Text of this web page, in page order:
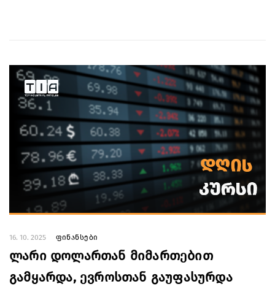
16. 10. 2025 ფინანსები
ლარი დოლართან მიმართებით
გამყარდა, ევროსთან გაუფასურდა